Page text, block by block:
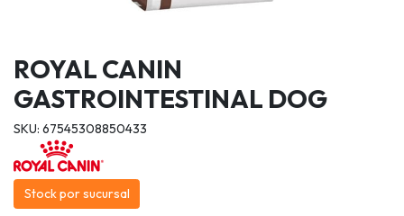
ROYAL CANIN
GASTROINTESTINAL DOG
SKU: 67545308850433
Stock por sucursal